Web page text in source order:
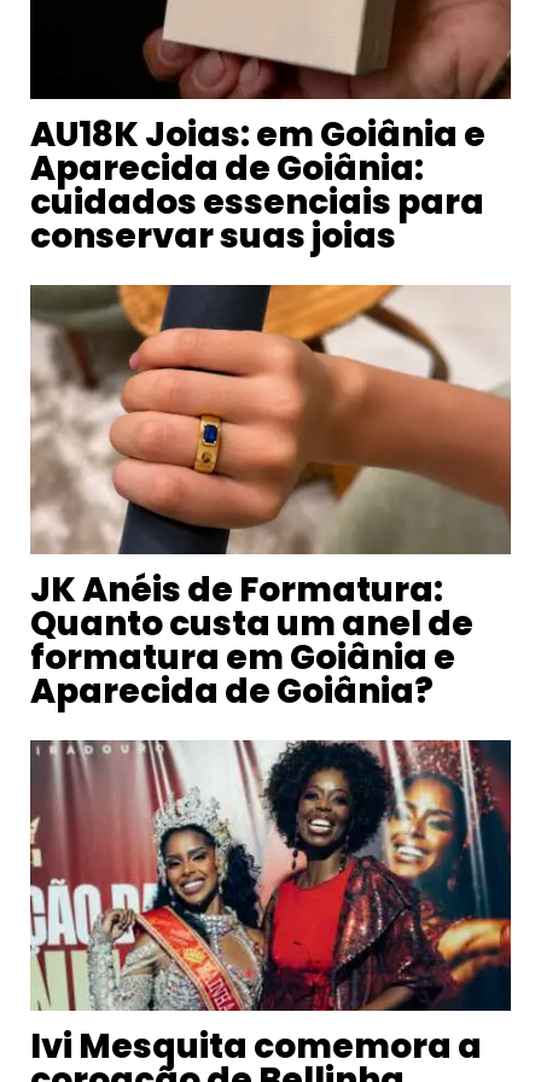
AU18K Joias: em Goiânia e
Aparecida de Goiânia:
cuidados essenciais para
conservar suas joias
JK Anéis de Formatura:
Quanto custa um anel de
formatura em Goiânia e
Aparecida de Goiânia?
Ivi Mesquita comemora a